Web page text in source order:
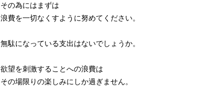
その為にはまずは
浪費を一切なくすように努めてください。
無駄になっている支出はないでしょうか。
欲望を刺激することへの浪費は
その場限りの楽しみにしか過ぎません。